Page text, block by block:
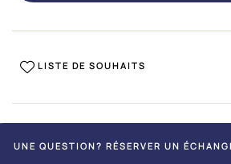
LISTE DE SOUHAITS
UNE QUESTION? RÉSERVER UN